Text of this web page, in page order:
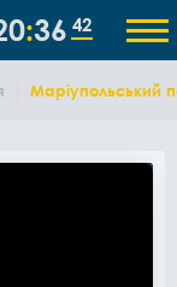
36 42
Маріупольський